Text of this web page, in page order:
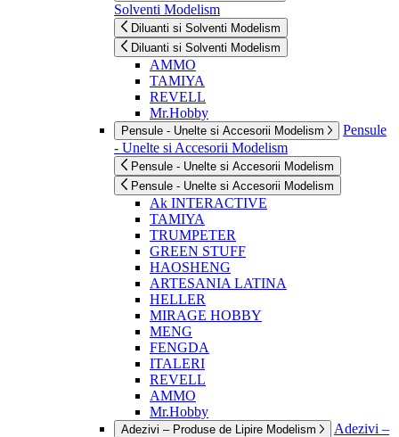
Solventi Modelism
Diluanti si Solventi Modelism
Diluanti si Solventi Modelism
AMMO
TAMIYA
REVELL
Mr.Hobby
Pensule - Unelte si Accesorii Modelism
Pensule
- Unelte si Accesorii Modelism
Pensule - Unelte si Accesorii Modelism
Pensule - Unelte si Accesorii Modelism
Ak INTERACTIVE
TAMIYA
TRUMPETER
GREEN STUFF
HAOSHENG
ARTESANIA LATINA
HELLER
MIRAGE HOBBY
MENG
FENGDA
ITALERI
REVELL
AMMO
Mr.Hobby
Adezivi – Produse de Lipire Modelism
Adezivi –